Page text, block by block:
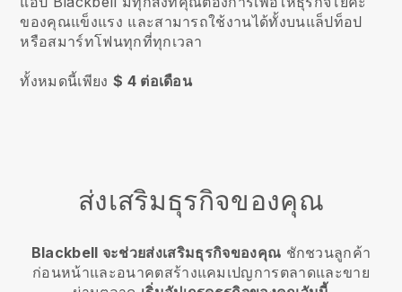
ของคุณแข็งแรง และสามารถใช้งานได้ทั้งบนแล็ปท็อป
หรือสมาร์ทโฟนทุกที่ทุกเวลา
ทั้งหมดนี้เพียง $ 4 ต่อเดือน
ส่งเสริมธุรกิจของคุณ
Blackbell จะช่วยส่งเสริมธุรกิจของคุณ ชักชวนลูกค้า
ก่อนหน้าและอนาคตสร้างแคมเปญการตลาดและขาย